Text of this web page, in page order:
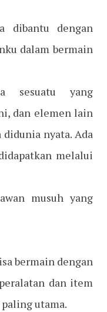
dibantu dengan
dalam bermain
sesuatu yang
dan elemen lain
nyata. Ada
melalui
musuh yang
bermain dengan
dan item
utama.